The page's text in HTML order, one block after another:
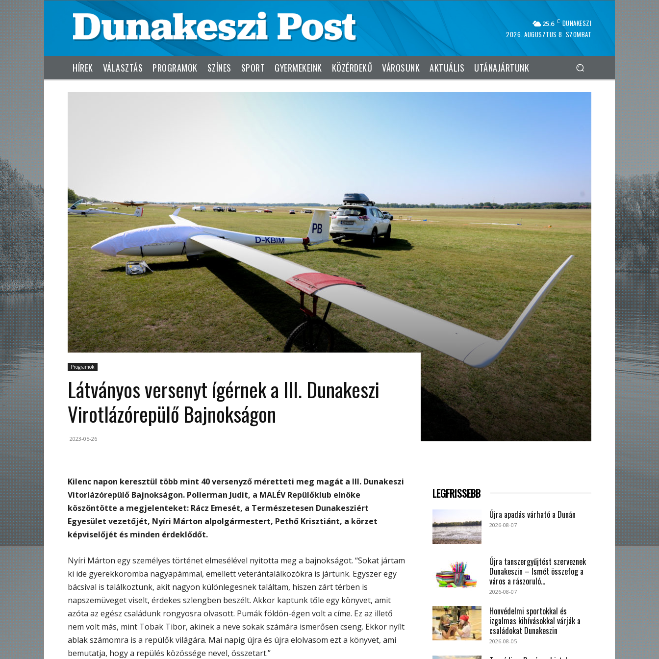
25.6 C DUNAKESZI
2026. AUGUSZTUS 8. SZOMBAT
HÍREK VÁLASZTÁS PROGRAMOK SZÍNES SPORT GYERMEKEINK KÖZÉRDEKŰ VÁROSUNK AKTUÁLIS UTÁNAJÁRTUNK
Programok
Látványos versenyt ígérnek a III. Dunakeszi
Virotlázórepülő Bajnokságon
2023-05-26
Kilenc napon keresztül több mint 40 versenyző méretteti meg magát a III. Dunakeszi
Vitorlázórepülő Bajnokságon. Pollerman Judit, a MALÉV Repülőklub elnöke
köszöntötte a megjelenteket: Rácz Emesét, a Természetesen Dunakesziért
Egyesület vezetőjét, Nyíri Márton alpolgármestert, Pethő Krisztiánt, a körzet
képviselőjét és minden érdeklődőt.
Nyíri Márton egy személyes történet elmesélével nyitotta meg a bajnokságot. “Sokat jártam
ki ide gyerekkoromba nagyapámmal, emellett veterántalálkozókra is jártunk. Egyszer egy
bácsival is találkoztunk, akit nagyon különlegesnek találtam, hiszen zárt térben is
napszemüveget viselt, érdekes szlengben beszélt. Akkor kaptunk tőle egy könyvet, amit
azóta az egész családunk rongyosra olvasott. Pumák földön-égen volt a címe. Ez az illető
nem volt más, mint Tobak Tibor, akinek a neve sokak számára ismerősen cseng. Ekkor nyílt
ablak számomra is a repülők világára. Mai napig újra és újra elolvasom ezt a könyvet, ami
bemutatja, hogy a repülés közössége nevel, összetart.”
LEGFRISSEBB
Újra apadás várható a Dunán
2026-08-07
Újra tanszergyűjtést szerveznek
Dunakeszin – Ismét összefog a
város a rászoruló...
2026-08-07
Honvédelmi sportokkal és
izgalmas kihívásokkal várják a
családokat Dunakeszin
2026-08-05